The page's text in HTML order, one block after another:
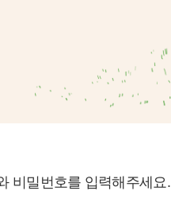
비밀번호를 입력해주세요.